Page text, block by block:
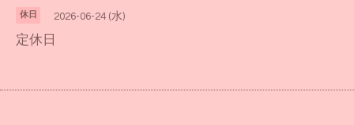
休日 2026-06-24 (水)
定休日